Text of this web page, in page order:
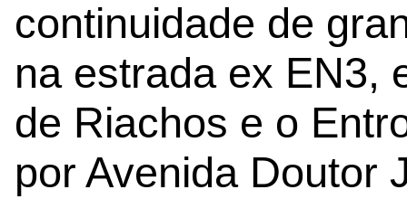
continuidade de
na estrada ex EN3,
de Riachos e o
por Avenida Doutor